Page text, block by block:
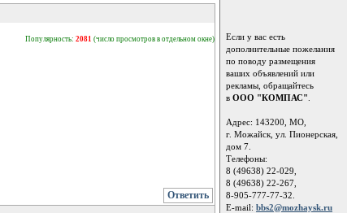
Популярность: 2081 (число просмотров в отдельном окне)
Ответить
Если у вас есть
дополнительные пожелания
по поводу размещения
ваших объявлений или
рекламы, обращайтесь
в ООО "КОМПАС"
Адрес: 143200, МО,
г. Можайск, ул. Пионерская,
дом 7.
Телефоны:
8 (49638) 22-029,
8 (49638) 22-267,
8-905-777-77-32.
E-mail: bbs2@mozhaysk.ru